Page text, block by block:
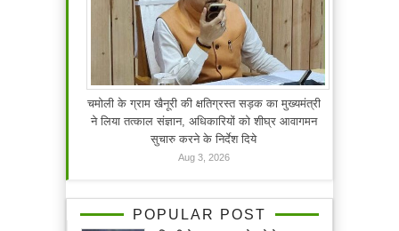
चमोली के ग्राम खैनूरी की क्षतिग्रस्त सड़क का मुख्यमंत्री
ने लिया तत्काल संज्ञान, अधिकारियों को शीघ्र आवागमन
सुचारु करने के निर्देश दिये
Aug 3, 2026
POPULAR POST